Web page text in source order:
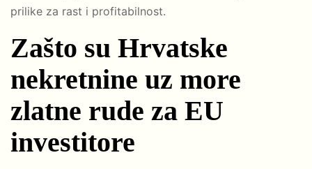
prilike za rast i profitabilnost.
Zašto su Hrvatske
nekretnine uz more
zlatne rude za EU
investitore